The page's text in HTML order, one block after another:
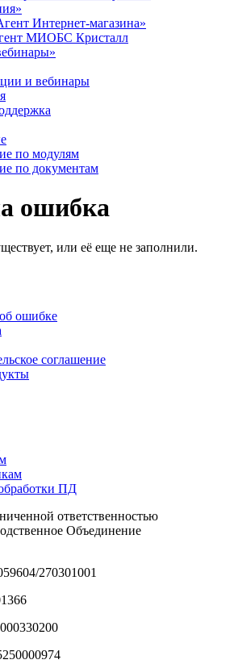
Интернет-магазина»
МИОБС Кристалл
и вебинары
по модулям
по документам
ошибка
или её еще не заполнили.
ошибке
соглашение
ПД
ответственностью
Объединение
270301001